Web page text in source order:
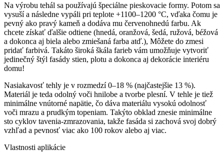
Na výrobu tehál sa používajú špeciálne pieskovacie formy. Potom sa
vysuší a následne vypáli pri teplote +1100–1200 °C, vďaka čomu je
pevný ako pravý kameň a dodáva mu červenohnedú farbu. Ak
chcete získať ďalšie odtiene (hnedá, oranžová, šedá, ružová, béžová
a dokonca aj biela alebo zmiešaná farba atď.), Môžete do zmesi
pridať farbivá. Takáto široká škála farieb vám umožňuje vytvoriť
jedinečný štýl fasády stien, plotu a dokonca aj dekorácie interiéru
domu!
Nasiakavosť tehly je v rozmedzí 0–18 % (najčastejšie 13 %).
Materiál je teda odolný voči hnilobe a tvorbe plesní. V tehle je tiež
minimálne vnútorné napätie, čo dáva materiálu vysokú odolnosť
voči mrazu a prudkým topeniam. Takýto obklad znesie minimálne
sto cyklov tavenia-zmrazovania, takže fasáda si zachová svoj dobrý
vzhľad a pevnosť viac ako 100 rokov alebo aj viac.
Vlastnosti aplikácie